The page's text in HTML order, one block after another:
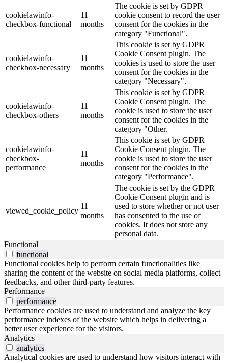
cookielawinfo-
checkbox-functional
11
months
The cookie is set by GDPR
cookie consent to record the user
consent for the cookies in the
category "Functional".
cookielawinfo-
checkbox-necessary
11
months
This cookie is set by GDPR
Cookie Consent plugin. The
cookies is used to store the user
consent for the cookies in the
category "Necessary".
cookielawinfo-
checkbox-others
11
months
This cookie is set by GDPR
Cookie Consent plugin. The
cookie is used to store the user
consent for the cookies in the
category "Other.
cookielawinfo-
checkbox-
performance
11
months
This cookie is set by GDPR
Cookie Consent plugin. The
cookie is used to store the user
consent for the cookies in the
category "Performance".
viewed_cookie_policy
11
months
The cookie is set by the GDPR
Cookie Consent plugin and is
used to store whether or not user
has consented to the use of
cookies. It does not store any
personal data.
Functional
functional
Functional cookies help to perform certain functionalities like
sharing the content of the website on social media platforms, collect
feedbacks, and other third-party features.
Performance
performance
Performance cookies are used to understand and analyze the key
performance indexes of the website which helps in delivering a
better user experience for the visitors.
Analytics
analytics
Analytical cookies are used to understand how visitors interact with